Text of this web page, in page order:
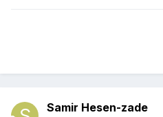
Samir Hesen-zade